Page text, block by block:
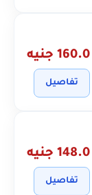
160.0 جنيه
تفاصيل
148.0 جنيه
تفاصيل